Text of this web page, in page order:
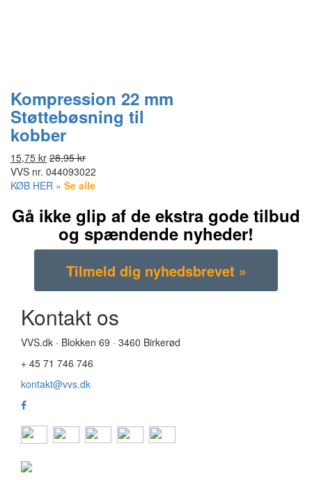
Kompression 22 mm
Støttebøsning til
kobber
15,75 kr 28,95 kr
VVS nr. 044093022
KØB HER » Se alle
Gå ikke glip af de ekstra gode tilbud
og spændende nyheder!
Kontakt os
VVS.dk · Blokken 69 · 3460 Birkerød
+ 45 71 746 746
kontakt@vvs.dk